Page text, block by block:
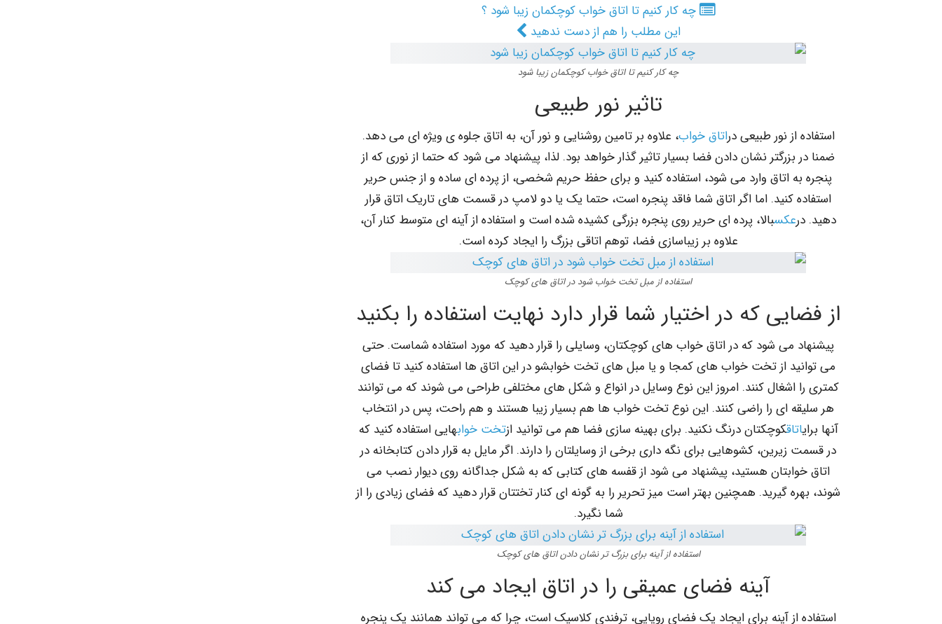
چه کار کنیم تا اتاق خواب کوچکمان زیبا شود ؟
این مطلب را هم از دست ندهید
چه کار کنیم تا اتاق خواب کوچکمان زیبا شود
تاثیر نور طبیعی
استفاده از نور طبیعی دراتاق خواب، علاوه بر تامین روشنایی و نور آن، به اتاق جلوه ی ویژه ای می دهد.
ضمنا در بزرگتر نشان دادن فضا بسیار تاثیر گذار خواهد بود. لذا، پیشنهاد می شود که حتما از نوری که از
پنجره به اتاق وارد می شود، استفاده کنید و برای حفظ حریم شخصی، از پرده ای ساده و از جنس حریر
استفاده کنید. اما اگر اتاق شما فاقد پنجره است، حتما یک یا دو لامپ در قسمت های تاریک اتاق قرار
دهید. درعکسبالا، پرده ای حریر روی پنجره بزرگی کشیده شده است و استفاده از آینه ای متوسط کنار آن،
علاوه بر زیباسازی فضا، توهم اتاقی بزرگ را ایجاد کرده است.
استفاده از مبل تخت خواب شود در اتاق های کوچک
از فضایی که در اختیار شما قرار دارد نهایت استفاده را بکنید
پیشنهاد می شود که در اتاق خواب های کوچکتان، وسایلی را قرار دهید که مورد استفاده شماست. حتی
می توانید از تخت خواب های کمجا و یا مبل های تخت خوابشو در این اتاق ها استفاده کنید تا فضای
کمتری را اشغال کنند. امروز این نوع وسایل در انواع و شکل های مختلفی طراحی می شوند که می توانند
هر سلیقه ای را راضی کنند. این نوع تخت خواب ها هم بسیار زیبا هستند و هم راحت، پس در انتخاب
آنها برایاتاقکوچکتان درنگ نکنید. برای بهینه سازی فضا هم می توانید ازتخت خوابهایی استفاده کنید که
در قسمت زیرین، کشوهایی برای نگه داری برخی از وسایلتان را دارند. اگر مایل به قرار دادن کتابخانه در
اتاق خوابتان هستید، پیشنهاد می شود از قفسه های کتابی که به شکل جداگانه روی دیوار نصب می
شوند، بهره گیرید. همچنین بهتر است میز تحریر را به گونه ای کنار تختتان قرار دهید که فضای زیادی را از
شما نگیرد.
استفاده از آینه برای بزرگ تر نشان دادن اتاق های کوچک
آینه فضای عمیقی را در اتاق ایجاد می کند
استفاده از آینه برای ایجاد یک فضای رویایی، ترفندی کلاسیک است، چرا که می تواند همانند یک پنجره